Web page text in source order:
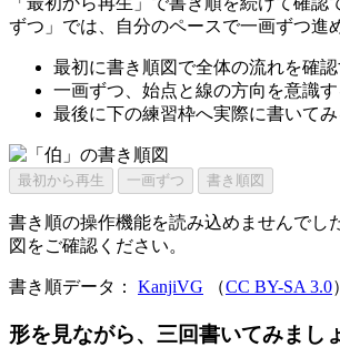
ずつ」では、自分のペースで一画ずつ進
最初に書き順図で全体の流れを確認
一画ずつ、始点と線の方向を意識す
最後に下の練習枠へ実際に書いてみ
最初から再生 一画ずつ 書き順図
書き順の操作機能を読み込めませんでし
図をご確認ください。
書き順データ： KanjiVG （CC BY-SA 3.0）
形を見ながら、三回書いてみまし